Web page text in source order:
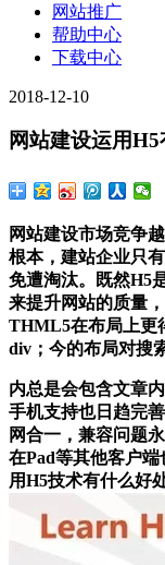
网站推广
帮助中心
下载中心
2018-12-10
网站建设运用
网站建设市场竞争
根本，建站企业只
免遭淘汰。既然H5
来提升网站的质量
THML5在布局上更
div；今的布局对搜
内总是会包含文章
手机支持也日趋完
网合一，兼容问题
在Pad等其他客户端
用H5技术有什么好